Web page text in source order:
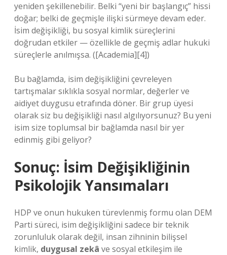
yeniden şekillenebilir. Belki “yeni bir başlangıç” hissi
doğar; belki de geçmişle ilişki sürmeye devam eder.
İsim değişikliği, bu sosyal kimlik süreçlerini
doğrudan etkiler — özellikle de geçmiş adlar hukuki
süreçlerle anılmışsa. ([Academia][4])
Bu bağlamda, isim değişikliğini çevreleyen
tartışmalar sıklıkla sosyal normlar, değerler ve
aidiyet duygusu etrafında döner. Bir grup üyesi
olarak siz bu değişikliği nasıl algılıyorsunuz? Bu yeni
isim size toplumsal bir bağlamda nasıl bir yer
edinmiş gibi geliyor?
Sonuç: İsim Değişikliğinin
Psikolojik Yansımaları
HDP ve onun hukuken türevlenmiş formu olan DEM
Parti süreci, isim değişikliğini sadece bir teknik
zorunluluk olarak değil, insan zihninin bilişsel
kimlik, duygusal zekâ ve sosyal etkileşim ile